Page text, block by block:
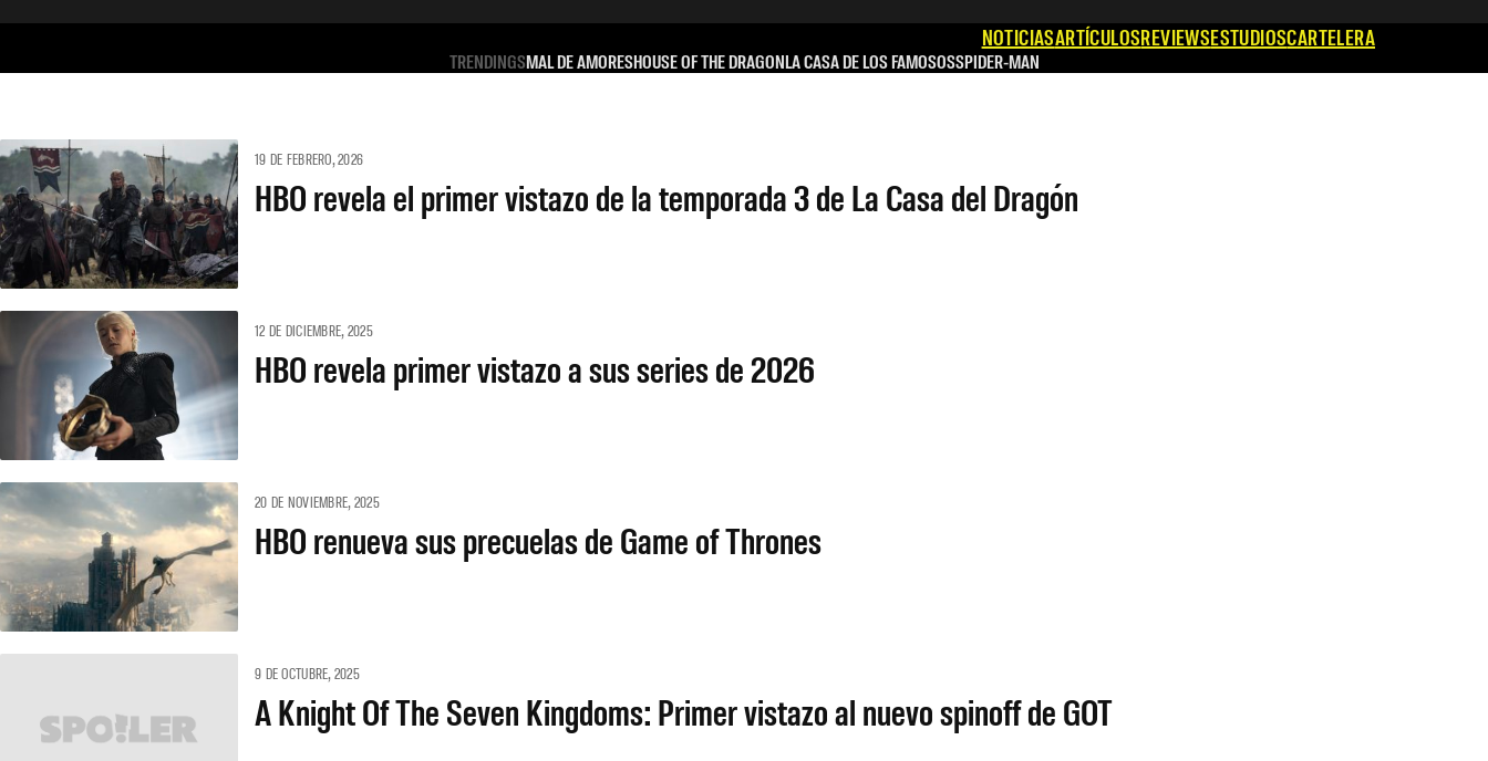
NOTICIASARTÍCULOSREVIEWSESTUDIOSCARTELERA
TRENDINGSMAL DE AMORESHOUSE OF THE DRAGONLA CASA DE LOS FAMOSOSSPIDER-MAN
19 DE FEBRERO, 2026
HBO revela el primer vistazo de la temporada 3 de La Casa del Dragón
12 DE DICIEMBRE, 2025
HBO revela primer vistazo a sus series de 2026
20 DE NOVIEMBRE, 2025
HBO renueva sus precuelas de Game of Thrones
9 DE OCTUBRE, 2025
A Knight Of The Seven Kingdoms: Primer vistazo al nuevo spinoff de GOT